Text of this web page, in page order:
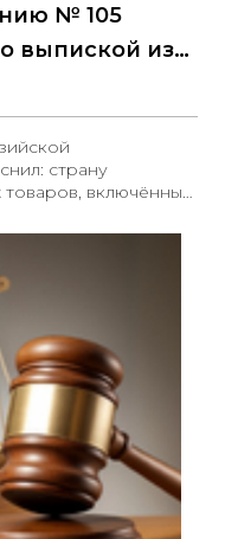
№ 105
выпиской из
страну
включённых
промышленной
документы не
Решение Совета
Приложение 1.1 к
более чем
медицинские